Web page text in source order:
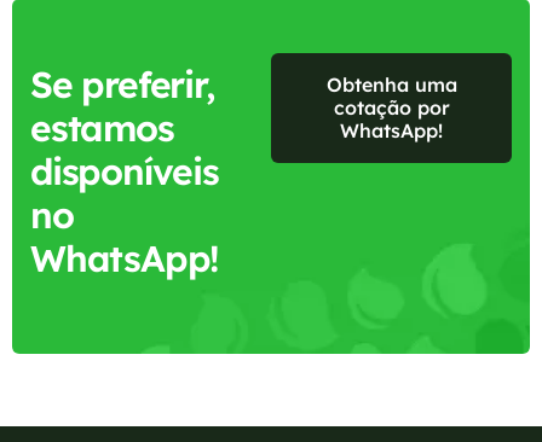
Se preferir,
estamos
disponíveis
no
WhatsApp!
Obtenha uma
cotação por
WhatsApp!